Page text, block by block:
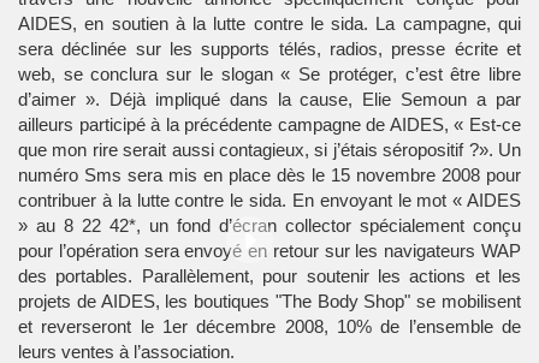
AIDES, en soutien à la lutte contre le sida. La campagne, qui
sera déclinée sur les supports télés, radios, presse écrite et
web, se conclura sur le slogan « Se protéger, c’est être libre
d’aimer ». Déjà impliqué dans la cause, Elie Semoun a par
ailleurs participé à la précédente campagne de AIDES, « Est-ce
que mon rire serait aussi contagieux, si j’étais séropositif ?». Un
numéro Sms sera mis en place dès le 15 novembre 2008 pour
contribuer à la lutte contre le sida. En envoyant le mot « AIDES
» au 8 22 42*, un fond d’écran collector spécialement conçu
pour l’opération sera envoyé en retour sur les navigateurs WAP
des portables. Parallèlement, pour soutenir les actions et les
projets de AIDES, les boutiques "The Body Shop" se mobilisent
et reverseront le 1er décembre 2008, 10% de l’ensemble de
leurs ventes à l’association.